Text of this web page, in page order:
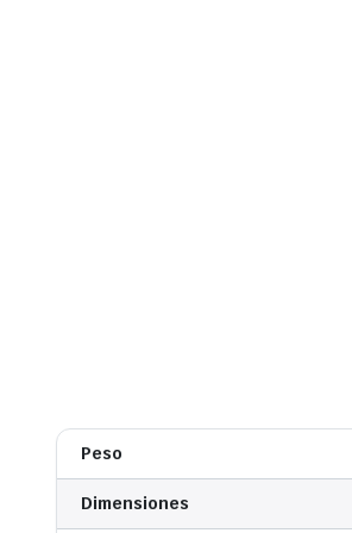
Peso
Dimensiones